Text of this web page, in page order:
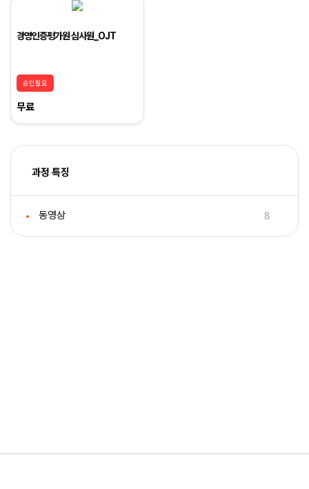
경영인증평가원 심사원_OJT
승인필요
무료
과정 특징
동영상 8